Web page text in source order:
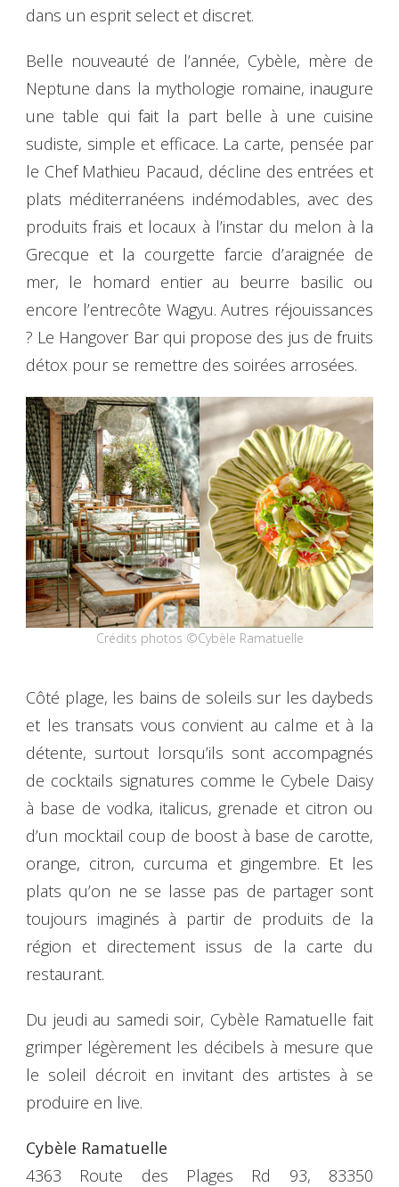
dans un esprit select et discret.
Belle nouveauté de l’année, Cybèle, mère de
Neptune dans la mythologie romaine, inaugure
une table qui fait la part belle à une cuisine
sudiste, simple et efficace. La carte, pensée par
le Chef Mathieu Pacaud, décline des entrées et
plats méditerranéens indémodables, avec des
produits frais et locaux à l’instar du melon à la
Grecque et la courgette farcie d’araignée de
mer, le homard entier au beurre basilic ou
encore l’entrecôte Wagyu. Autres réjouissances
? Le Hangover Bar qui propose des jus de fruits
détox pour se remettre des soirées arrosées.
Crédits photos ©Cybèle Ramatuelle
Côté plage, les bains de soleils sur les daybeds
et les transats vous convient au calme et à la
détente, surtout lorsqu’ils sont accompagnés
de cocktails signatures comme le Cybele Daisy
à base de vodka, italicus, grenade et citron ou
d’un mocktail coup de boost à base de carotte,
orange, citron, curcuma et gingembre. Et les
plats qu’on ne se lasse pas de partager sont
toujours imaginés à partir de produits de la
région et directement issus de la carte du
restaurant.
Du jeudi au samedi soir, Cybèle Ramatuelle fait
grimper légèrement les décibels à mesure que
le soleil décroit en invitant des artistes à se
produire en live.
Cybèle Ramatuelle
4363 Route des Plages Rd 93, 83350